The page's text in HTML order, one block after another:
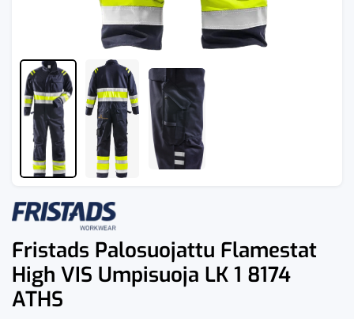
Fristads Palosuojattu Flamestat
High VIS Umpisuoja LK 1 8174
ATHS